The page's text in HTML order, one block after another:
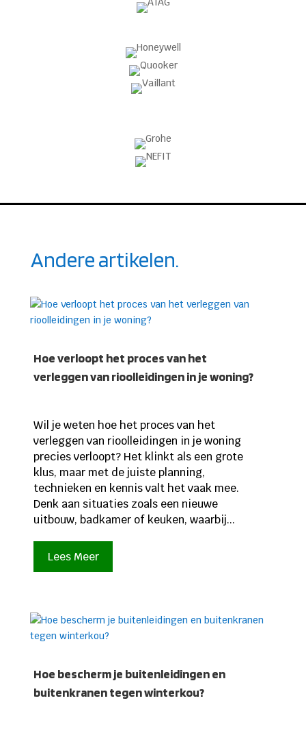
Andere artikelen.
Hoe verloopt het proces van het
verleggen van rioolleidingen in je woning?
Wil je weten hoe het proces van het
verleggen van rioolleidingen in je woning
precies verloopt? Het klinkt als een grote
klus, maar met de juiste planning,
technieken en kennis valt het vaak mee.
Denk aan situaties zoals een nieuwe
uitbouw, badkamer of keuken, waarbij...
Lees Meer
Hoe bescherm je buitenleidingen en
buitenkranen tegen winterkou?